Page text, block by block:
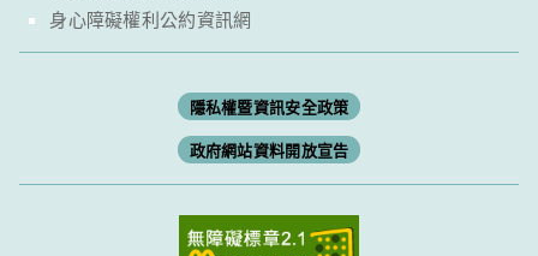
身心障礙權利公約資訊網
隱私權暨資訊安全政策
政府網站資料開放宣告